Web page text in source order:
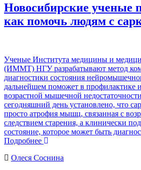
Новосибирские ученые
как помочь людям с
Ученые Института медицины и
(ИММТ) НГУ разрабатывают метод
диагностики состояния
дальнейшем поможет в профилактике
возрастной мышечной
сегодняшний день установлено, что
просто атрофия мышц, связанная с
следствием старения, а клинически
состояние, которое может быть
Подробнее
Олеся Соснина